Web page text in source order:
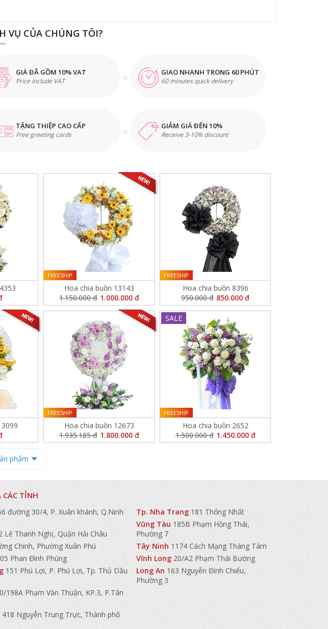
VỤ CỦA CHÚNG TÔI?
GIÁ ĐÃ GỒM 10% VAT
Price include VAT
GIAO NHANH TRONG 60 PHÚT
60 minutes quick delivery
TẶNG THIỆP CAO CẤP
Free greeting cards
GIẢM GIÁ ĐẾN 10%
Receive 3-10% discount
Hoa chia buồn 13143
1.150.000 đ 1.000.000 đ
FREESHIP
Hoa chia buồn 8396
950.000 đ 850.000 đ
FREESHIP
Hoa chia buồn 12673
1.935.185 đ 1.800.000 đ
FREESHIP
Hoa chia buồn 2652
1.500.000 đ 1.450.000 đ
SALE
FREESHIP
phẩm
CÁC TỈNH
đường 30/4, P. Xuân khánh, Q.Ninh
Lê Thanh Nghị, Quận Hải Châu
Chinh, Phường Xuân Phú
05 Phan Đình Phùng
151 Phú Lợi, P. Phú Lợi, Tp. Thủ Dầu
198A Phạm Văn Thuận, KP.3, P.Tân
418 Nguyễn Trung Trực, Thành phố
Tp. Nha Trang 181 Thống Nhất
Vũng Tàu 185B Phạm Hồng Thái,
Phường 7
Tây Ninh 1174 Cách Mạng Tháng Tám
Vĩnh Long20/A2 Phạm Thái Bường
Long An 163 Nguyễn Đình Chiểu,
Phường 3